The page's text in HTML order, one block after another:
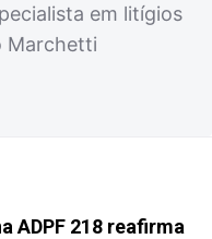
em litígios
Marchetti
ADPF 218 reafirma